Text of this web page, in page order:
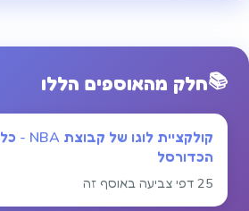
📚חלק מהאוספים הללו
הכדורסל
25 דפי צביעה באוסף זה